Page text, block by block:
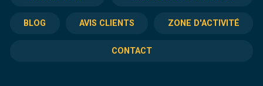
BLOG AVIS CLIENTS ZONE D'ACTIVITÉ
CONTACT